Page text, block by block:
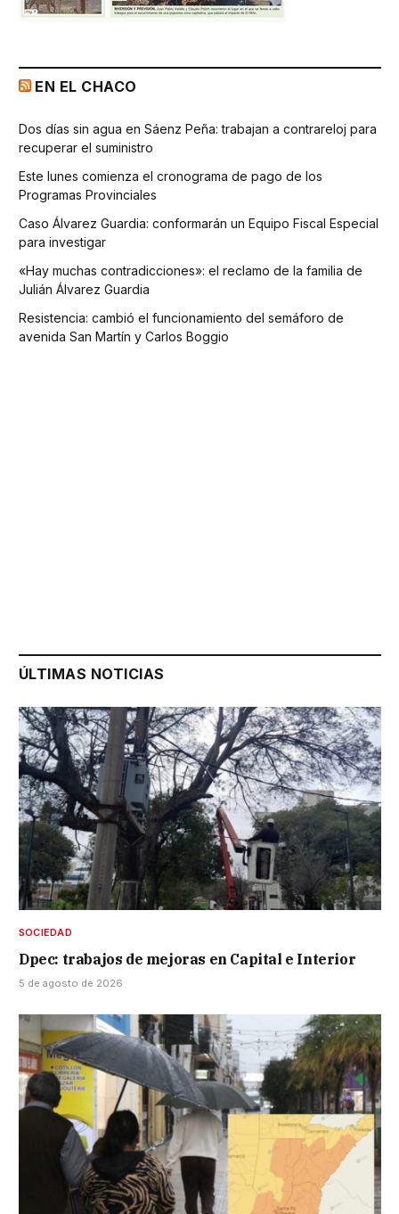
EN EL CHACO
Dos días sin agua en Sáenz Peña: trabajan a contrareloj para
recuperar el suministro
Este lunes comienza el cronograma de pago de los
Programas Provinciales
Caso Álvarez Guardia: conformarán un Equipo Fiscal Especial
para investigar
«Hay muchas contradicciones»: el reclamo de la familia de
Julián Álvarez Guardia
Resistencia: cambió el funcionamiento del semáforo de
avenida San Martín y Carlos Boggio
ÚLTIMAS NOTICIAS
SOCIEDAD
Dpec: trabajos de mejoras en Capital e Interior
5 de agosto de 2026